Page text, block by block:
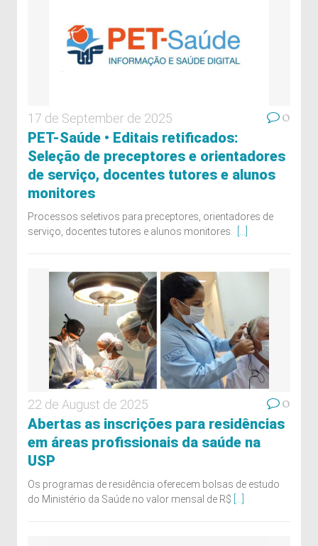
17 de September de 2025 0
PET-Saúde • Editais retificados:
Seleção de preceptores e orientadores
de serviço, docentes tutores e alunos
monitores
Processos seletivos para preceptores, orientadores de
serviço, docentes tutores e alunos monitores.
22 de August de 2025 0
Abertas as inscrições para residências
em áreas profissionais da saúde na
USP
Os programas de residência oferecem bolsas de estudo
do Ministério da Saúde no valor mensal de R$